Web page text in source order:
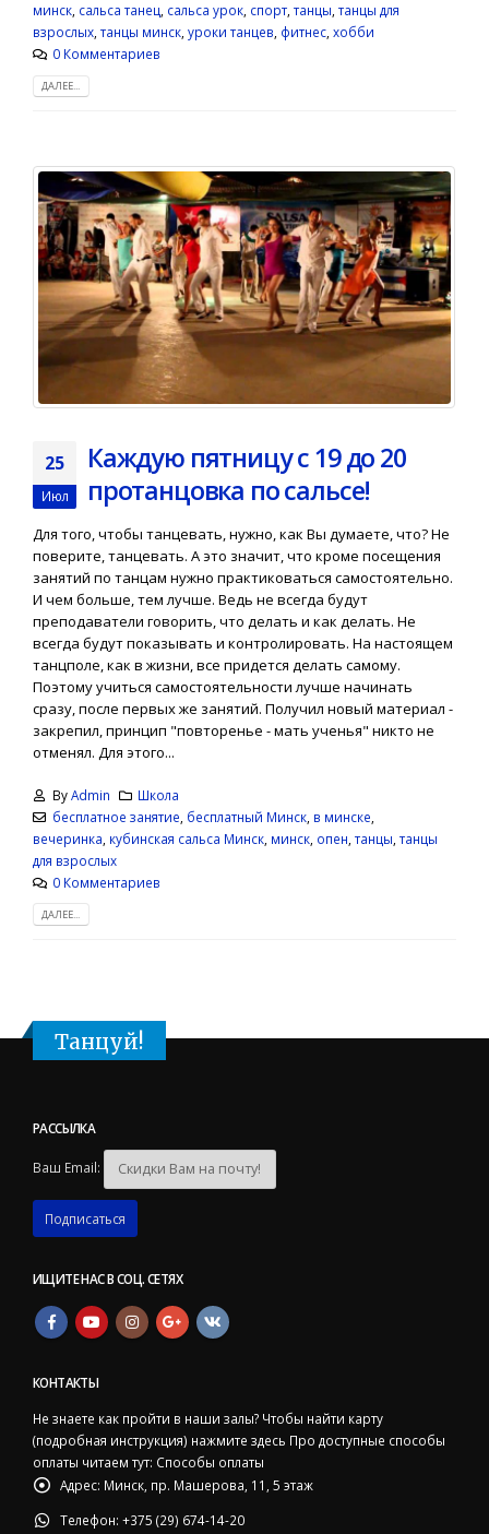
минск, сальса танец, сальса урок, спорт, танцы, танцы для
взрослых, танцы минск, уроки танцев, фитнес, хобби
0 Комментариев
ДАЛЕЕ...
25
Июл
Каждую пятницу с 19 до 20
протанцовка по сальсе!
Для того, чтобы танцевать, нужно, как Вы думаете, что? Не
поверите, танцевать. А это значит, что кроме посещения
занятий по танцам нужно практиковаться самостоятельно.
И чем больше, тем лучше. Ведь не всегда будут
преподаватели говорить, что делать и как делать. Не
всегда будут показывать и контролировать. На настоящем
танцполе, как в жизни, все придется делать самому.
Поэтому учиться самостоятельности лучше начинать
сразу, после первых же занятий. Получил новый материал -
закрепил, принцип "повторенье - мать ученья" никто не
отменял. Для этого...
ByAdmin
Школа
бесплатное занятие бесплатный Минск, в минске
вечеринка кубинская сальса Минск минск опен танцы танцы
для взрослых
0 Комментариев
ДАЛЕЕ...
Танцуй!
РАССЫЛКА
Ваш Email:
ИЩИТЕ НАС В СОЦ. СЕТЯХ
КОНТАКТЫ
Не знаете как пройти в наши залы? Чтобы найти карту
(подробная инструкция) нажмите здесь Про доступные способы
оплаты читаем тут: Способы оплаты
Адрес: Минск, пр. Машерова, 11, 5 этаж
Телефон: +375 (29) 674-14-20